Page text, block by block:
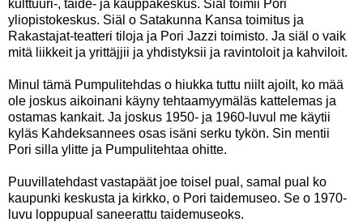
kulttuuri-, taide- ja kauppakeskus. Siäl toimii Pori
yliopistokeskus. Siäl o Satakunna Kansa toimitus ja
Rakastajat-teatteri tiloja ja Pori Jazzi toimisto. Ja siäl o vaik
mitä liikkeit ja yrittäjjii ja yhdistyksii ja ravintoloit ja kahviloit.
Minul tämä Pumpulitehdas o hiukka tuttu niilt ajoilt, ko mää
ole joskus aikoinani käyny tehtaamyymäläs kattelemas ja
ostamas kankait. Ja joskus 1950- ja 1960-luvul me käytii
kyläs Kahdeksannees osas isäni serku tykön. Sin mentii
Pori silla ylitte ja Pumpulitehtaa ohitte.
Puuvillatehdast vastapäät joe toisel pual, samal pual ko
kaupunki keskusta ja kirkko, o Pori taidemuseo. Se o 1970-
luvu loppupual saneerattu taidemuseoks.